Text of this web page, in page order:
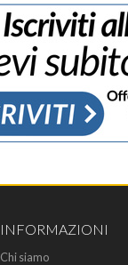
INFORMAZIONI
Chi siamo